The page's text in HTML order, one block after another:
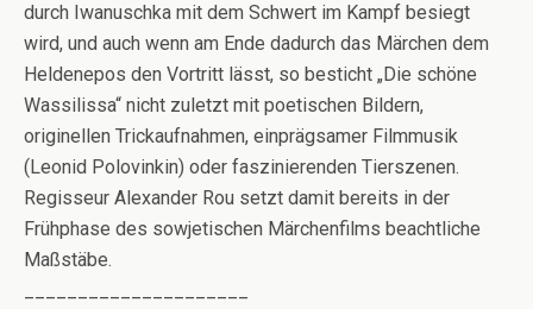
durch Iwanuschka mit dem Schwert im Kampf besiegt
wird, und auch wenn am Ende dadurch das Märchen dem
Heldenepos den Vortritt lässt, so besticht „Die schöne
Wassilissa“ nicht zuletzt mit poetischen Bildern,
originellen Trickaufnahmen, einprägsamer Filmmusik
(Leonid Polovinkin) oder faszinierenden Tierszenen.
Regisseur Alexander Rou setzt damit bereits in der
Frühphase des sowjetischen Märchenfilms beachtliche
Maßstäbe.